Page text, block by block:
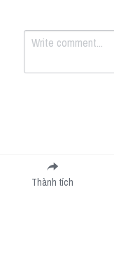
Submit
Thành tích